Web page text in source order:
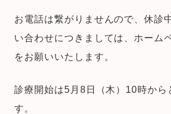
お電話は繋がりませんので、休診
い合わせにつきましては、ホーム
をお願いいたします。
診療開始は5月8日（木）10時から
す。